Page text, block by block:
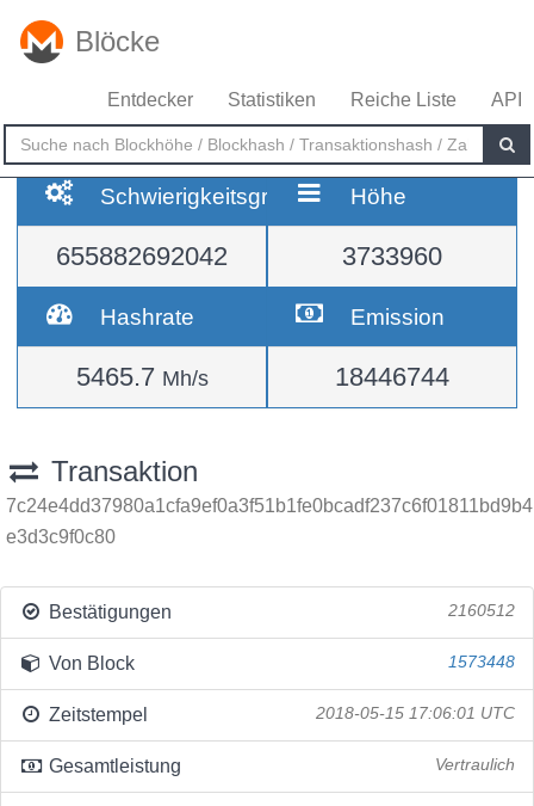
Blöcke
Entdecker Statistiken Reiche Liste API
Schwierigkeitsgrad
655882692042
Höhe
3733960
Hashrate
5465.7 Mh/s
Emission
18446744
Transaktion
7c24e4dd37980a1cfa9ef0a3f51b1fe0bcadf237c6f01811bd9b4
e3d3c9f0c80
Bestätigungen 2160512
Von Block 1573448
Zeitstempel 2018-05-15 17:06:01 UTC
Gesamtleistung Vertraulich